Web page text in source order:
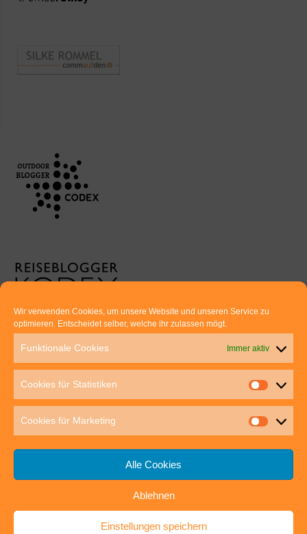
Wir verwenden Cookies, um unsere Website und unseren Service zu
optimieren. Entscheidet selber, welche ihr zulassen mögt.
Funktionale Cookies Immer aktiv
Cookies für Statistiken
Cookies für Marketing
Alle Cookies
Ablehnen
Einstellungen speichern
Euer direkter Draht zu uns:
Thomas Rathay und Silke Rommel
70563 Stuttgart
post@outdoor-hochgenuss.de
IMPRESSUM DATENSCHUTZ